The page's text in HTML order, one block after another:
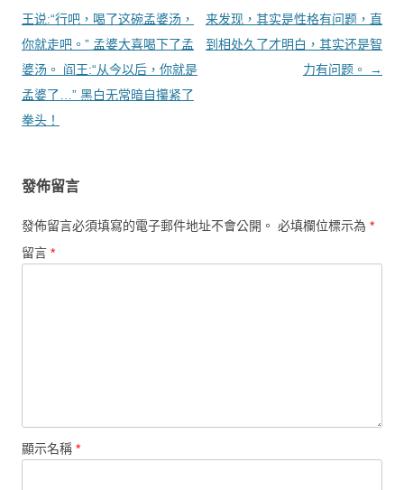
王说:“行吧，喝了这碗孟婆汤，
你就走吧。” 孟婆大喜喝下了孟
婆汤。 阎王:“从今以后，你就是
孟婆了…” 黑白无常暗自攥紧了
拳头！
来发现，其实是性格有问题，直
到相处久了才明白，其实还是智
力有问题。
→
發佈留言
發佈留言必須填寫的電子郵件地址不會公開。 必填欄位標示為 *
留言 *
顯示名稱 *